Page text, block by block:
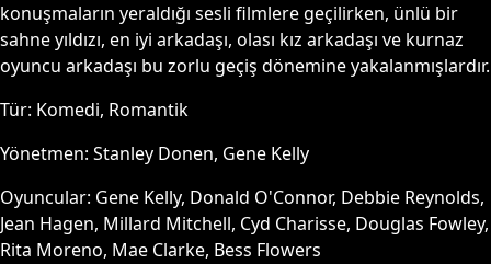
konuşmaların yeraldığı sesli filmlere geçilirken, ünlü bir
sahne yıldızı, en iyi arkadaşı, olası kız arkadaşı ve kurnaz
oyuncu arkadaşı bu zorlu geçiş dönemine yakalanmışlardır.
Tür: Komedi, Romantik
Yönetmen: Stanley Donen, Gene Kelly
Oyuncular: Gene Kelly, Donald O'Connor, Debbie Reynolds,
Jean Hagen, Millard Mitchell, Cyd Charisse, Douglas Fowley,
Rita Moreno, Mae Clarke, Bess Flowers